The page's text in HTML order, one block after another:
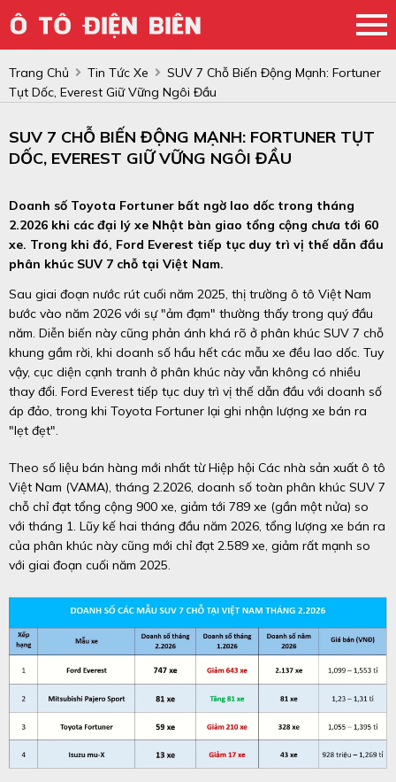
Trang Chủ Tin Tức Xe
SUV 7 Chỗ Biến Động Mạnh: Fortuner
Tụt Dốc, Everest Giữ Vững Ngôi Đầu
SUV 7 CHỖ BIẾN ĐỘNG MẠNH: FORTUNER TỤT
DỐC, EVEREST GIỮ VỮNG NGÔI ĐẦU
Doanh số Toyota Fortuner bất ngờ lao dốc trong tháng
2.2026 khi các đại lý xe Nhật bàn giao tổng cộng chưa tới 60
xe. Trong khi đó, Ford Everest tiếp tục duy trì vị thế dẫn đầu
phân khúc SUV 7 chỗ tại Việt Nam.
Sau giai đoạn nước rút cuối năm 2025, thị trường ô tô Việt Nam
bước vào năm 2026 với sự "ảm đạm" thường thấy trong quý đầu
năm. Diễn biến này cũng phản ánh khá rõ ở phân khúc SUV 7 chỗ
khung gầm rời, khi doanh số hầu hết các mẫu xe đều lao dốc. Tuy
vậy, cục diện cạnh tranh ở phân khúc này vẫn không có nhiều
thay đổi. Ford Everest tiếp tục duy trì vị thế dẫn đầu với doanh số
áp đảo, trong khi Toyota Fortuner lại ghi nhận lượng xe bán ra
"lẹt đẹt".
Theo số liệu bán hàng mới nhất từ Hiệp hội Các nhà sản xuất ô tô
Việt Nam (VAMA), tháng 2.2026, doanh số toàn phân khúc SUV 7
chỗ chỉ đạt tổng cộng 900 xe, giảm tới 789 xe (gần một nửa) so
với tháng 1. Lũy kế hai tháng đầu năm 2026, tổng lượng xe bán ra
của phân khúc này cũng mới chỉ đạt 2.589 xe, giảm rất mạnh so
với giai đoạn cuối năm 2025.